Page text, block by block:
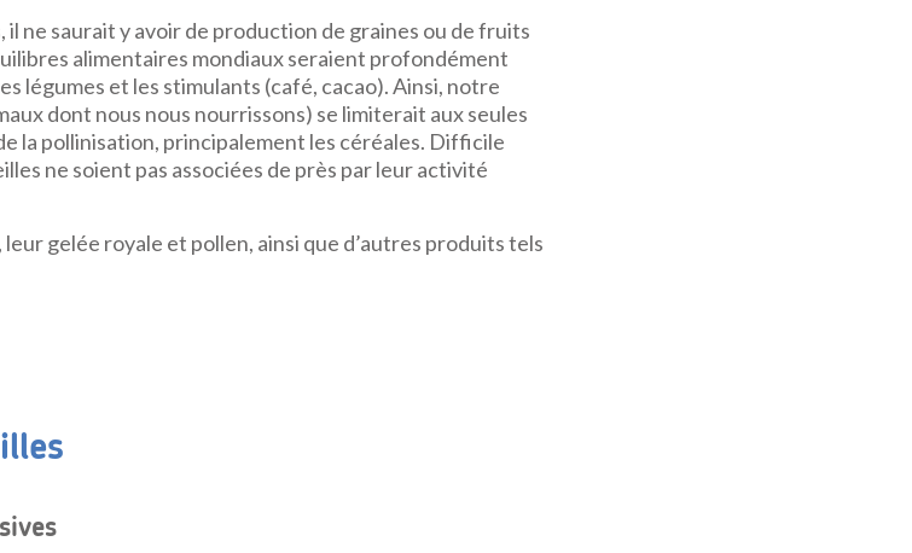
il ne saurait y avoir de production de graines ou de fruits
alimentaires mondiaux seraient profondément
légumes et les stimulants (café, cacao). Ainsi, notre
dont nous nous nourrissons) se limiterait aux seules
la pollinisation, principalement les céréales. Difficile
ne soient pas associées de près par leur activité
gelée royale et pollen, ainsi que d’autres produits tels